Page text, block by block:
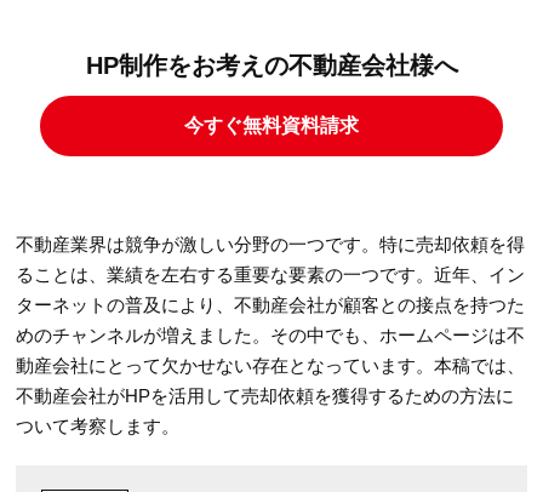
HP制作をお考えの不動産会社様へ
今すぐ無料資料請求
不動産業界は競争が激しい分野の一つです。特に売却依頼を得
ることは、業績を左右する重要な要素の一つです。近年、イン
ターネットの普及により、不動産会社が顧客との接点を持つた
めのチャンネルが増えました。その中でも、ホームページは不
動産会社にとって欠かせない存在となっています。本稿では、
不動産会社がHPを活用して売却依頼を獲得するための方法に
ついて考察します。